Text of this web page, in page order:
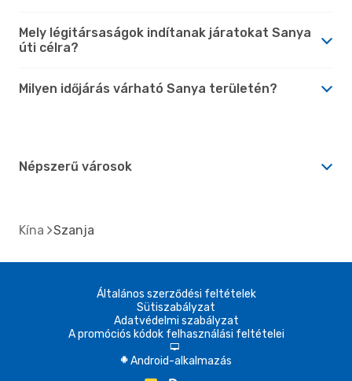
Mely légitársaságok indítanak járatokat Sanya
úti célra?
Milyen időjárás várható Sanya területén?
Népszerű városok
Kína Szanja
Általános szerződési feltételek
Sütiszabályzat
Adatvédelmi szabályzat
A promóciós kódok felhasználási feltételei
d
A Android-alkalmazás